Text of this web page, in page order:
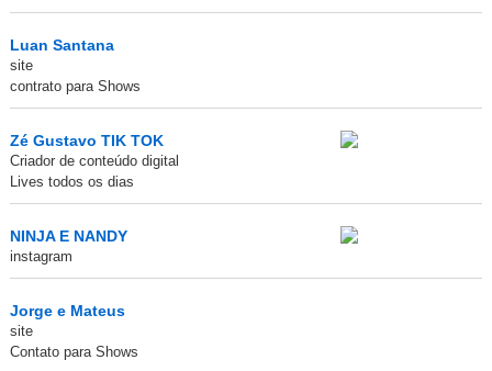
Luan Santana
site
contrato para Shows
Zé Gustavo TIK TOK
Criador de conteúdo digital
Lives todos os dias
NINJA E NANDY
instagram
Jorge e Mateus
site
Contato para Shows